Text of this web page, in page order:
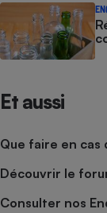
Et aussi
Que faire en cas
Découvrir le
Consulter nos